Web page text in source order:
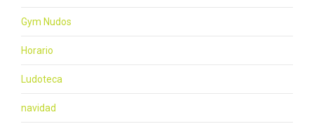
Gym Nudos
Horario
Ludoteca
navidad